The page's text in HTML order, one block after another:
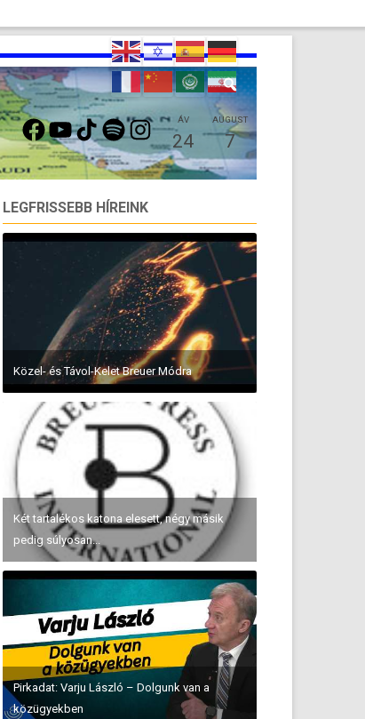
FACEBOOKYOUTUBETIKTOKSPOTIFYINSTAGRAMÁV
24
AUGUST
7
LEGFRISSEBB HÍREINK
Közel- és Távol-Kelet Breuer Módra
Két tartalékos katona elesett, négy másik
pedig súlyosan...
Pirkadat: Varju László – Dolgunk van a
közügyekben